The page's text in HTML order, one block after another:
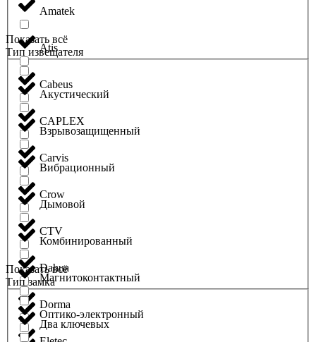
Amatek
Atis
Cabeus
CAPLEX
Carvis
Crow
CTV
Dahua
Dorma
Показать всё
Тип извещателя
Акустический
Взрывозащищенный
Вибрационный
Дымовой
Комбинированный
Магнитоконтактный
Оптико-электронный
Показать всё
Тип замка
Два ключевых